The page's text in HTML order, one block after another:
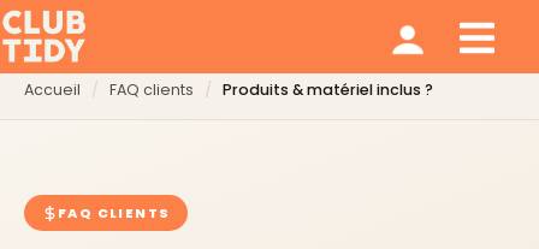
Accueil FAQ clients Produits & matériel inclus ?
FAQ CLIENTS